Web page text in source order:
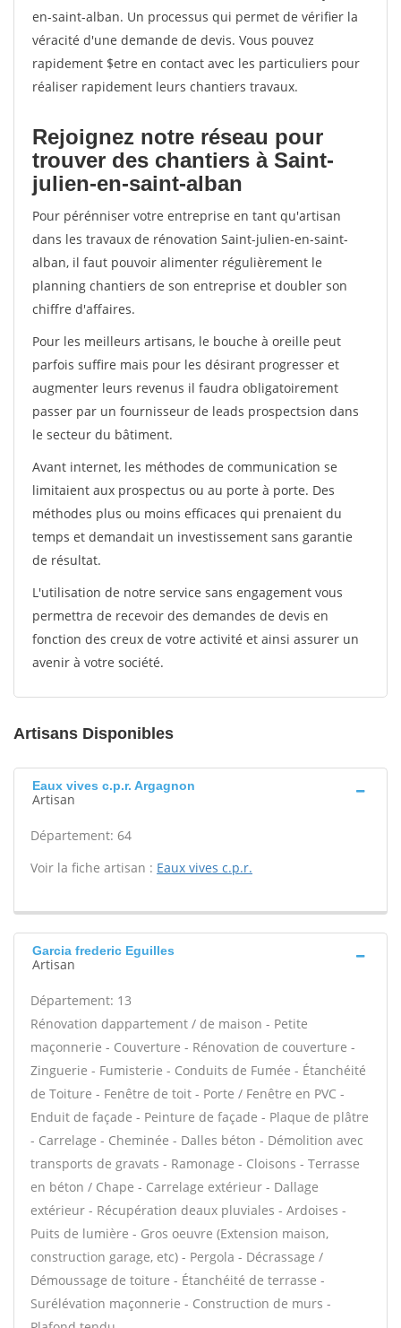
en-saint-alban. Un processus qui permet de vérifier la
véracité d'une demande de devis. Vous pouvez
rapidement $etre en contact avec les particuliers pour
réaliser rapidement leurs chantiers travaux.
Rejoignez notre réseau pour
trouver des chantiers à Saint-
julien-en-saint-alban
Pour pérénniser votre entreprise en tant qu'artisan
dans les travaux de rénovation Saint-julien-en-saint-
alban, il faut pouvoir alimenter régulièrement le
planning chantiers de son entreprise et doubler son
chiffre d'affaires.
Pour les meilleurs artisans, le bouche à oreille peut
parfois suffire mais pour les désirant progresser et
augmenter leurs revenus il faudra obligatoirement
passer par un fournisseur de leads prospectsion dans
le secteur du bâtiment.
Avant internet, les méthodes de communication se
limitaient aux prospectus ou au porte à porte. Des
méthodes plus ou moins efficaces qui prenaient du
temps et demandait un investissement sans garantie
de résultat.
L'utilisation de notre service sans engagement vous
permettra de recevoir des demandes de devis en
fonction des creux de votre activité et ainsi assurer un
avenir à votre société.
Artisans Disponibles
Eaux vives c.p.r. Argagnon
Artisan
Département: 64
Voir la fiche artisan : Eaux vives c.p.r.
Garcia frederic Eguilles
Artisan
Département: 13
Rénovation dappartement / de maison - Petite
maçonnerie - Couverture - Rénovation de couverture -
Zinguerie - Fumisterie - Conduits de Fumée - Étanchéité
de Toiture - Fenêtre de toit - Porte / Fenêtre en PVC -
Enduit de façade - Peinture de façade - Plaque de plâtre
- Carrelage - Cheminée - Dalles béton - Démolition avec
transports de gravats - Ramonage - Cloisons - Terrasse
en béton / Chape - Carrelage extérieur - Dallage
extérieur - Récupération deaux pluviales - Ardoises -
Puits de lumière - Gros oeuvre (Extension maison,
construction garage, etc) - Pergola - Décrassage /
Démoussage de toiture - Étanchéité de terrasse -
Surélévation maçonnerie - Construction de murs -